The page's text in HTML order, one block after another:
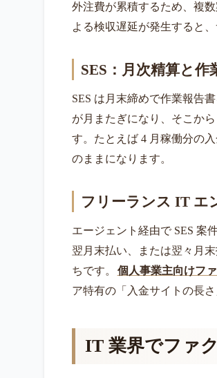
外注費が累積するため、複
よる検収遅延が発生すると
SES：月次精算と作
SES は月末締めで作業報告
が月またぎになり、そこから
す。たとえば 4 月稼働分の
のままになります。
フリーランス IT エ
エージェント経由で SES 案
翌月末払い、または翌々月
ちです。
個人事業主向けフ
ア特有の「入金サイトの長
IT 業界でファ